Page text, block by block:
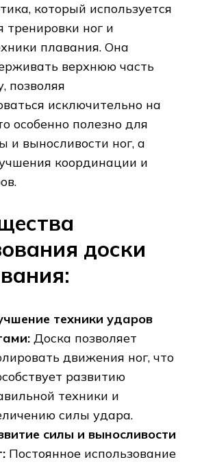
который используется
ног и
плавания. Она
верхнюю часть
позволяя
исключительно на
особенно полезно для
и выносливости ног, а
координации и
доски
техники ударов
Доска позволяет
движения ног, что
развитию
техники и
силы удара.
силы и выносливости
Постоянное использование